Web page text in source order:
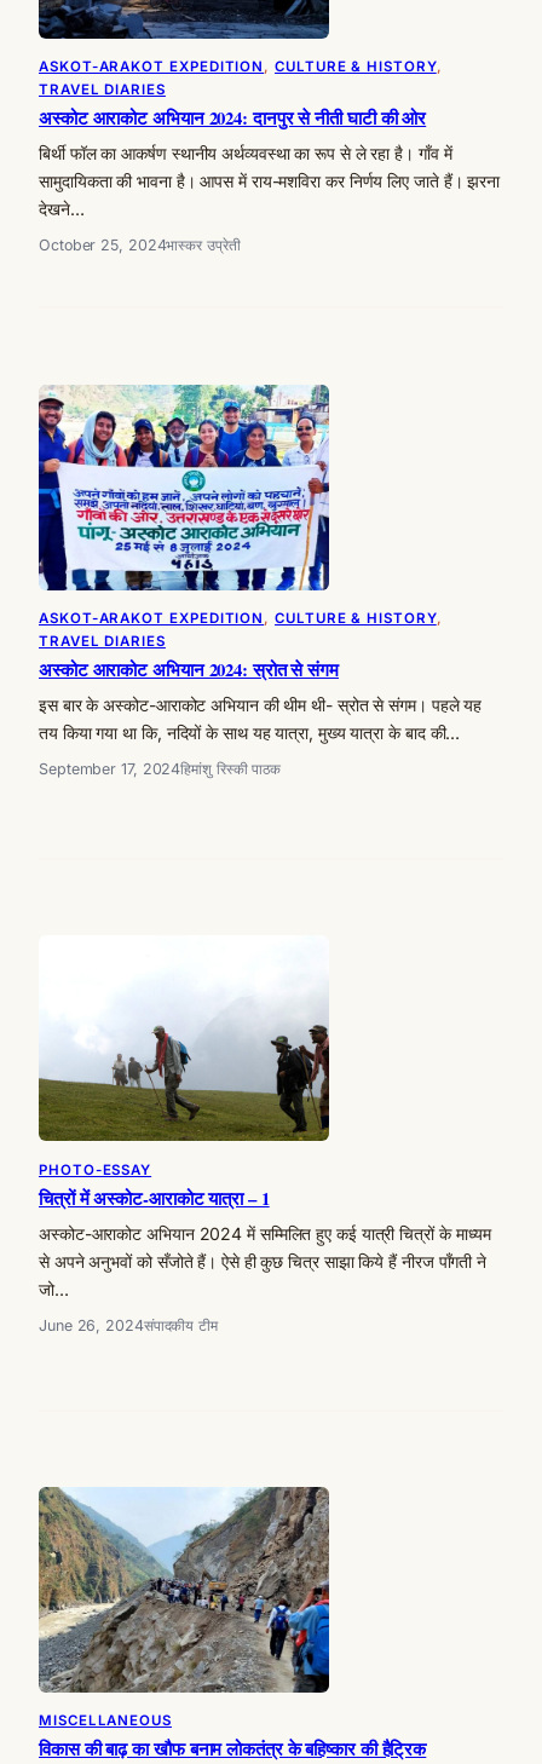
ASKOT-ARAKOT EXPEDITION , CULTURE & HISTORY
TRAVEL DIARIES
अस्कोट आराकोट अभियान 2024: दानपुर से नीती घाटी की ओर
बिर्थी फॉल का आकर्षण स्थानीय अर्थव्यवस्था का रूप से ले रहा है। गाँव में
सामुदायिकता की भावना है। आपस में राय-मशविरा कर निर्णय लिए जाते हैं। झरना
देखने…
October 25, 2024भास्कर उप्रेती
ASKOT-ARAKOT EXPEDITION , CULTURE & HISTORY
TRAVEL DIARIES
अस्कोट आराकोट अभियान 2024: स्रोत से संगम
इस बार के अस्कोट-आराकोट अभियान की थीम थी- स्रोत से संगम। पहले यह
तय किया गया था कि, नदियों के साथ यह यात्रा, मुख्य यात्रा के बाद की…
September 17, 2024हिमांशु रिस्की पाठक
PHOTO-ESSAY
चित्रों में अस्कोट-आराकोट यात्रा – 1
अस्कोट-आराकोट अभियान 2024 में सम्मिलित हुए कई यात्री चित्रों के माध्यम
से अपने अनुभवों को सँजोते हैं। ऐसे ही कुछ चित्र साझा किये हैं नीरज पाँगती ने
जो…
June 26, 2024संपादकीय टीम
MISCELLANEOUS
विकास की बाढ़ का खौफ बनाम लोकतंत्र के बहिष्कार की हैट्रिक